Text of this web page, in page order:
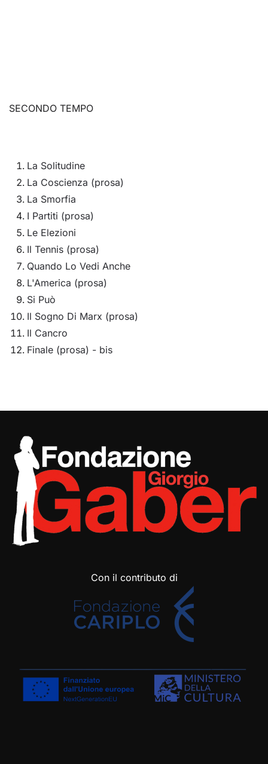
SECONDO TEMPO
La Solitudine
La Coscienza (prosa)
La Smorfia
I Partiti (prosa)
Le Elezioni
Il Tennis (prosa)
Quando Lo Vedi Anche
L'America (prosa)
Si Può
Il Sogno Di Marx (prosa)
Il Cancro
Finale (prosa) - bis
Con il contributo di